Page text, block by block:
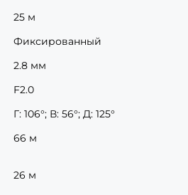
25 м
Фиксированный
2.8 мм
F2.0
Г: 106°; В: 56°; Д: 125°
66 м
26 м